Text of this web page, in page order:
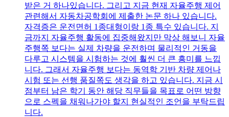
받은 거 하나있습니다. 그리고 지금 현재 자율주행 제어
관련해서 자동차공학회에 제출한 논문 하나 있습니다.
자격증은 운전면허 1종대형이랑 1종 특수 있습니다. 지
금까지 자율주행 활동에 집중해왔지만 막상 해보니 자율
주행쪽 보다는 실제 차량을 운전하며 물리적인 거동을
다루고 시스템을 시험하는 것에 훨씬 더 큰 흥미를 느낍
니다. 그래서 자율주행 보다는 동역학 기반 차량 제어나
시험 또는 선행 품질쪽도 생각을 하고 있습니다. 지금 시
점부터 남은 학기 동안 해당 직무들을 목표로 어떤 방향
으로 스펙을 채워나가야 할지 현실적인 조언을 부탁드립
니다.